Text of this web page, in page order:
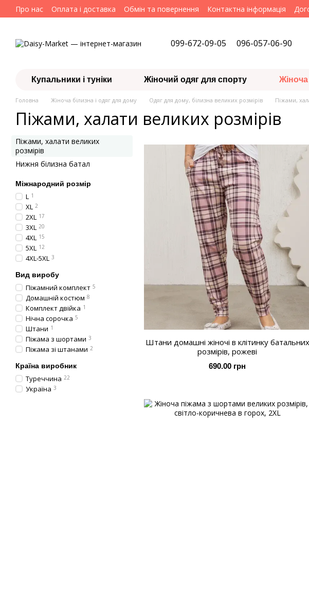
Перейти до основного контенту
Про нас Оплата і доставка Обмін та повернення Контактна інформація
099-672-09-05 096-057-06-90
Купальники і туніки Жіночий одяг для спорту Жіноча
Головна Жіноча білизна і одяг для дому Одяг для дому, білизна великих розмірів Піжами,
Піжами, халати великих розмірів
Штани домашні жіночі в клітинку батальних
розмірів, рожеві
690.00 грн
Піжами, халати великих
розмірів
Нижня білизна батал
Міжнародний розмір
L 1
XL 2
2XL 17
3XL 20
4XL 15
5XL 12
4XL-5XL 3
Вид виробу
Піжамний комплект 5
Домашній костюм 8
Комплект двійка 1
Нічна сорочка 5
Штани 1
Піжама з шортами 3
Піжама зі штанами 2
Країна виробник
Туреччина 22
Україна 3